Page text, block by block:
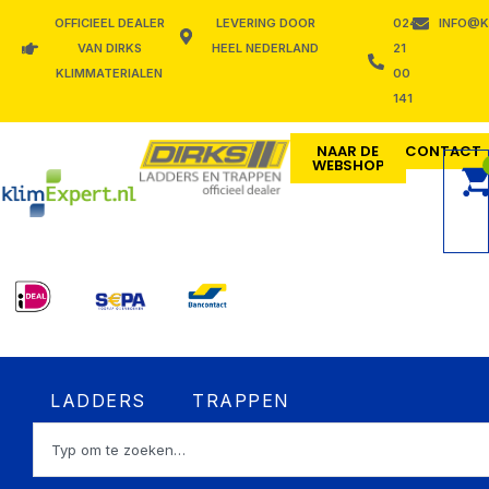
OFFICIEEL DEALER
VAN DIRKS
KLIMMATERIALEN
LEVERING DOOR
HEEL NEDERLAND
024
21
00
141
NAAR DE
WEBSHOP
CONTACT
LADDERS Open LADDERS
TRAPPEN